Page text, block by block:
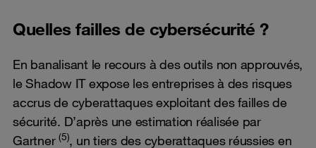
Quelles failles de cybersécurité ?
En banalisant le recours à des outils non approuvés,
le Shadow IT expose les entreprises à des risques
accrus de cyberattaques exploitant des failles de
sécurité. D’après une estimation réalisée par
Gartner (5), un tiers des cyberattaques réussies en